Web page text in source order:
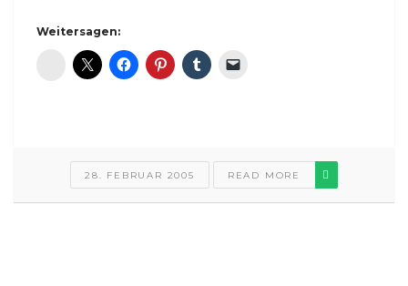
Weitersagen:
Diaspora*
28. FEBRUAR 2005 READ MORE